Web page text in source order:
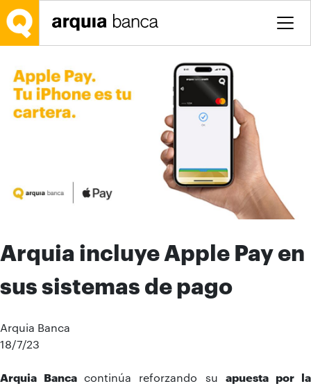
Saltar al contenido principal
Arquia incluye Apple Pay en
sus sistemas de pago
Arquia Banca
18/7/23
Arquia Bancacontinúa reforzando su apuesta por la